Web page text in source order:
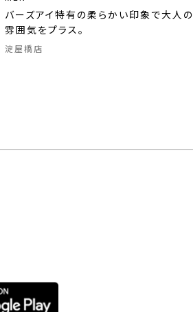
バーズアイ特有の柔らかい印象で大人の
雰囲気をプラス。
淀屋橋店